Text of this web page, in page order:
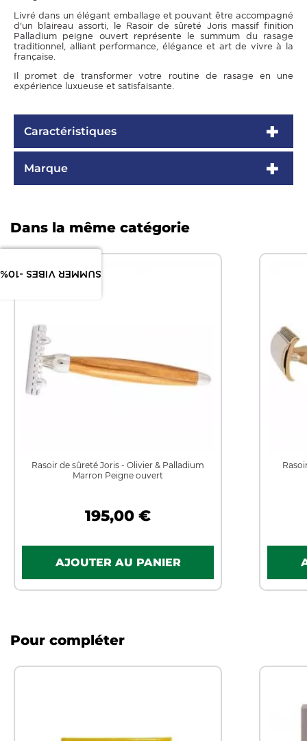
SUMMER VIBES -10%
Livré dans un élégant emballage et pouvant être accompagné
d'un blaireau assorti, le Rasoir de sûreté Joris massif finition
Palladium peigne ouvert représente le summum du rasage
traditionnel, alliant performance, élégance et art de vivre à la
française.
Il promet de transformer votre routine de rasage en une
expérience luxueuse et satisfaisante.
Caractéristiques
Marque
Dans la même catégorie
Rasoir de sûreté Joris - Olivier & Palladium
Marron Peigne ouvert
195,00 €
Pour compléter